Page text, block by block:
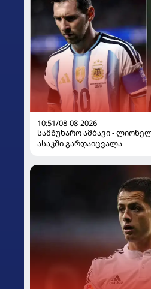
10:51/08-08-2026
სამწუხარო ამბავი -
ასაკში გარდაიცვალა